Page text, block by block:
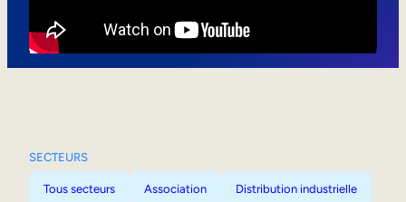
SECTEURS
Tous secteurs Association Distribution industrielle